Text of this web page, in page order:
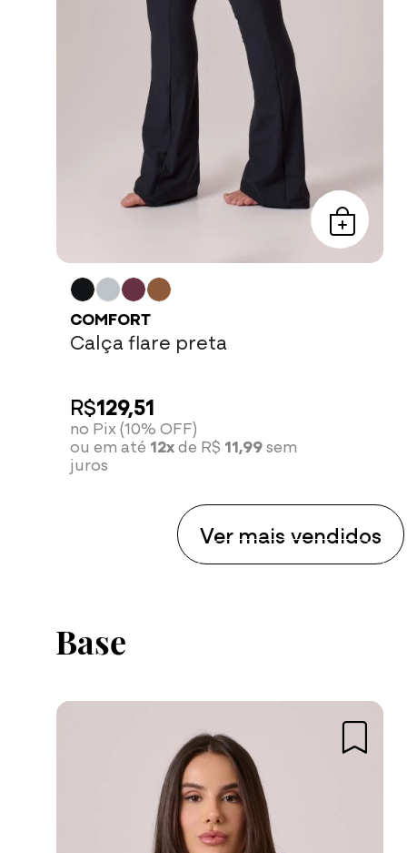
COMFORT
Calça flare preta
R$129,51
no Pix (10% OFF)
ou em até 12xde R$ 11,99sem
juros
Ver mais vendidos
Compre agora
Base